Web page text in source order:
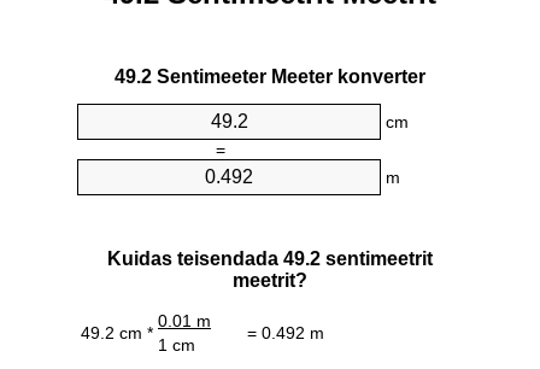
49.2 Sentimeeter Meeter konverter
cm
=
m
Kuidas teisendada 49.2 sentimeetrit
meetrit?
49.2 cm *
0.01 m
= 0.492 m
1 cm